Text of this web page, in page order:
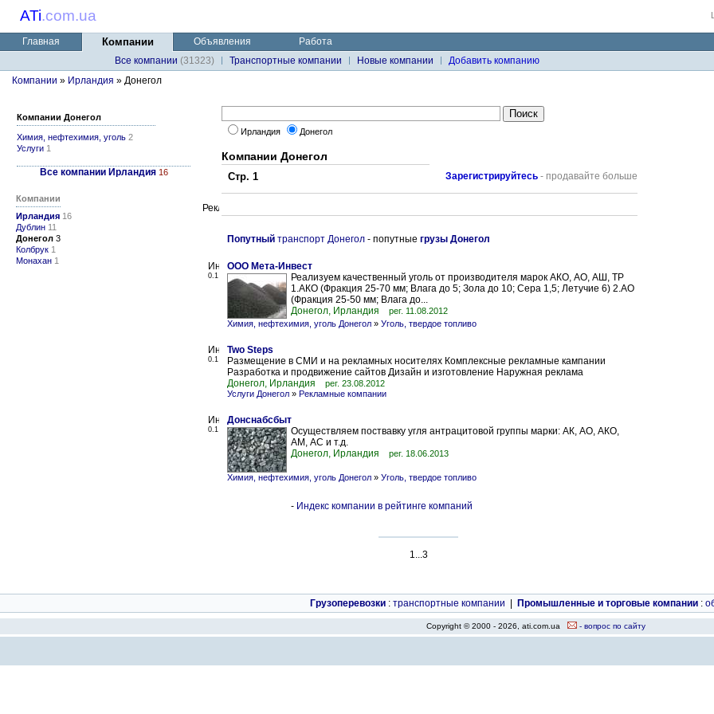
ATi.com.ua
Главная Компании Объявления
Работа
Все компании (31323) Транспортные компании Новые компании
Добавить компанию
Компании » Ирландия » Донегол
Компании Донегол
Химия, нефтехимия, уголь 2
Услуги 1
Все компании Ирландия 16
Компании
Ирландия 16
Дублин 11
Донегол 3
Колбрук 1
Монахан 1
Ирландия Донегол
Компании Донегол
Стр. 1 Зарегистрируйтесь - продавайте больше
Попутный транспорт Донегол - попутные грузы Донегол
0.1
ООО Мета-Инвест
Реализуем качественный уголь от производителя марок АКО, АО, АШ, ТР
1.АКО (Фракция 25-70 мм; Влага до 5; Зола до 10; Сера 1,5; Летучие 6) 2.АО
(Фракция 25-50 мм; Влага до...
Донегол, Ирландия
рег. 11.08.2012
Химия, нефтехимия, уголь Донегол » Уголь, твердое топливо
0.1
Two Steps
Размещение в СМИ и на рекламных носителях Комплексные рекламные кампании
Разработка и продвижение сайтов Дизайн и изготовление Наружная реклама
Донегол, Ирландия
рег. 23.08.2012
Услуги Донегол » Рекламные компании
0.1
Донснабсбыт
Осуществляем поствавку угля антрацитовой группы марки: АК, АО, АКО,
АМ, АС и т.д.
Донегол, Ирландия
рег. 18.06.2013
Химия, нефтехимия, уголь Донегол » Уголь, твердое топливо
- Индекс компании в рейтинге компаний
1...3
Грузоперевозки : транспортные компании Промышленные и торговые компании :
Copyright © 2000 - 2026, ati.com.ua - вопрос по сайту